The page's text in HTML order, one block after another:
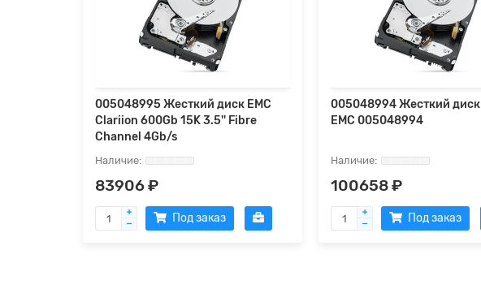
005048995 Жесткий диск EMC
Clariion 600Gb 15K 3.5'' Fibre
Channel 4Gb/s
83906 ₽
Под заказ
005048994 Жесткий диск
EMC 005048994
100658 ₽
Под заказ